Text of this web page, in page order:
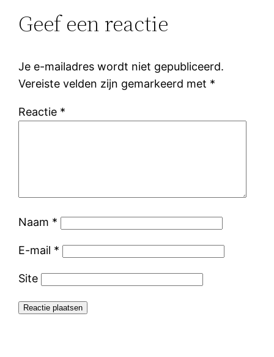
Geef een reactie
Je e-mailadres wordt niet gepubliceerd.
Vereiste velden zijn gemarkeerd met *
Reactie *
Naam *
E-mail *
Site